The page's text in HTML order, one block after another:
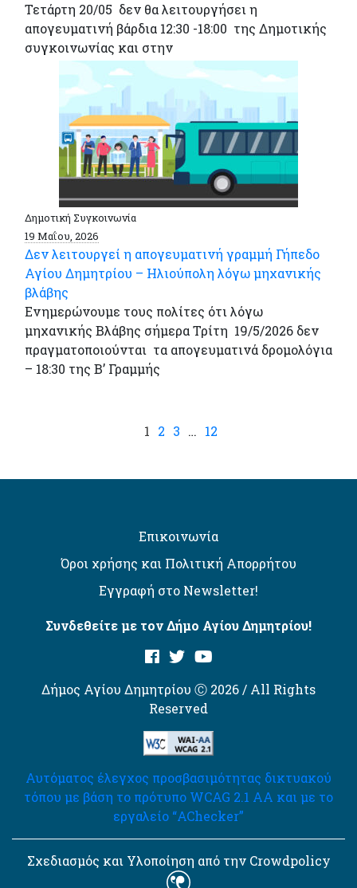
Τετάρτη 20/05 δεν θα λειτουργήσει η
απογευματινή βάρδια 12:30 -18:00 της Δημοτικής
συγκοινωνίας και στην
Δημοτική Συγκοινωνία
19 Μαΐου, 2026
Δεν λειτουργεί η απογευματινή γραμμή Γήπεδο
Αγίου Δημητρίου – Ηλιούπολη λόγω μηχανικής
βλάβης
Ενημερώνουμε τους πολίτες ότι λόγω
μηχανικής Βλάβης σήμερα Τρίτη 19/5/2026 δεν
πραγματοποιούνται τα απογευματινά δρομολόγια
– 18:30 της Β’ Γραμμής
1 2 3 … 12
Επικοινωνία
Όροι χρήσης και Πολιτική Απορρήτου
Εγγραφή στο Newsletter!
Συνδεθείτε με τον Δήμο Αγίου Δημητρίου!
Δήμος Αγίου Δημητρίου Ⓒ 2026 / All Rights
Reserved
Αυτόματος έλεγχος προσβασιμότητας δικτυακού
τόπου με βάση το πρότυπο WCAG 2.1 AA και με το
εργαλείο “AChecker”
Σχεδιασμός και Υλοποίηση από την Crowdpolicy